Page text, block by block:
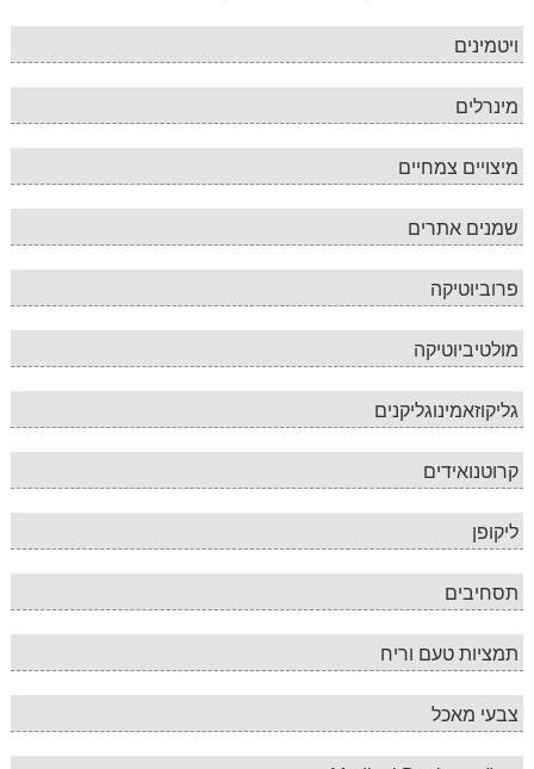
ויטמינים
מינרלים
מיצויים צמחיים
שמנים אתרים
פרוביוטיקה
מולטיביוטיקה
גליקוזאמינוגליקנים
קרוטנואידים
ליקופן
תסחיבים
תמציות טעם וריח
צבעי מאכל